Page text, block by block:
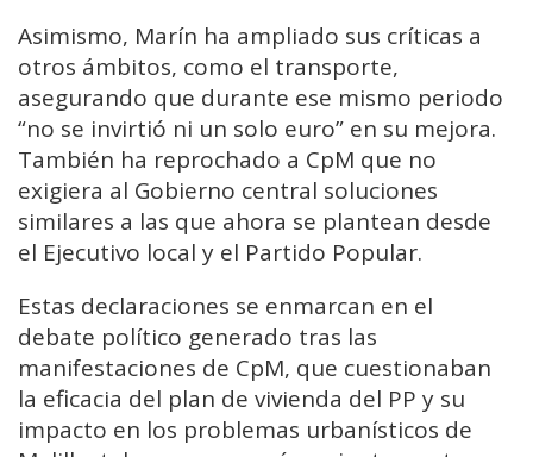
Asimismo, Marín ha ampliado sus críticas a
otros ámbitos, como el transporte,
asegurando que durante ese mismo periodo
“no se invirtió ni un solo euro” en su mejora.
También ha reprochado a CpM que no
exigiera al Gobierno central soluciones
similares a las que ahora se plantean desde
el Ejecutivo local y el Partido Popular.
Estas declaraciones se enmarcan en el
debate político generado tras las
manifestaciones de CpM, que cuestionaban
la eficacia del plan de vivienda del PP y su
impacto en los problemas urbanísticos de